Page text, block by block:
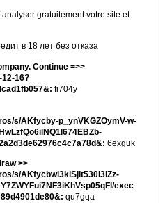
gratuitement votre site et
в 18 лет без отказа
Continue =>>
16?
fi704y
s/AKfycby-p_ynVKGZOymV-w-
6exguk
>>
s/AKfycbwl3kiSjlt530I3lZz-
exec
qu7gqa